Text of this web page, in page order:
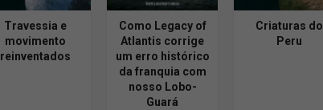
Travessia e
movimento
reinventados
Como Legacy of
Atlantis corrige
um erro histórico
da franquia com
nosso Lobo-
Guará
Criaturas do
Peru